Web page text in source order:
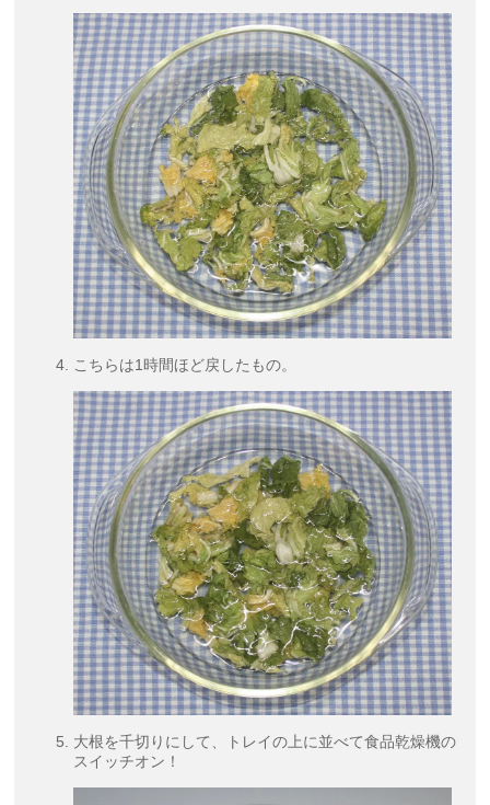
こちらは1時間ほど戻したもの。
大根を千切りにして、トレイの上に並べて食品乾燥機の
スイッチオン！